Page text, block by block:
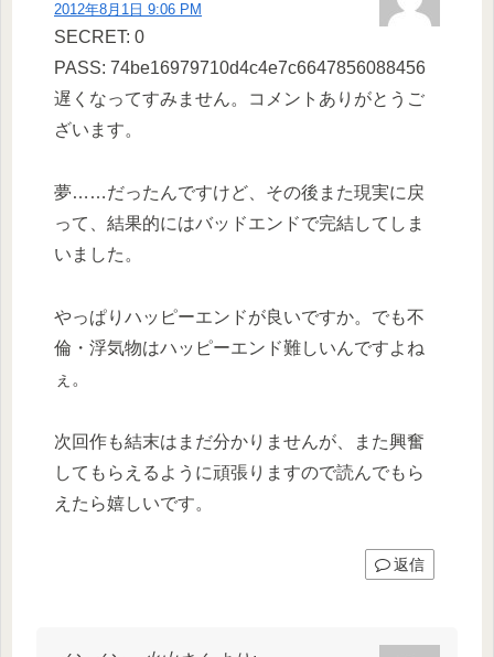
2012年8月1日 9:06 PM
SECRET: 0
PASS: 74be16979710d4c4e7c6647856088456
遅くなってすみません。コメントありがとうご
ざいます。
夢……だったんですけど、その後また現実に戻
って、結果的にはバッドエンドで完結してしま
いました。
やっぱりハッピーエンドが良いですか。でも不
倫・浮気物はハッピーエンド難しいんですよね
ぇ。
次回作も結末はまだ分かりませんが、また興奮
してもらえるように頑張りますので読んでもら
えたら嬉しいです。
返信